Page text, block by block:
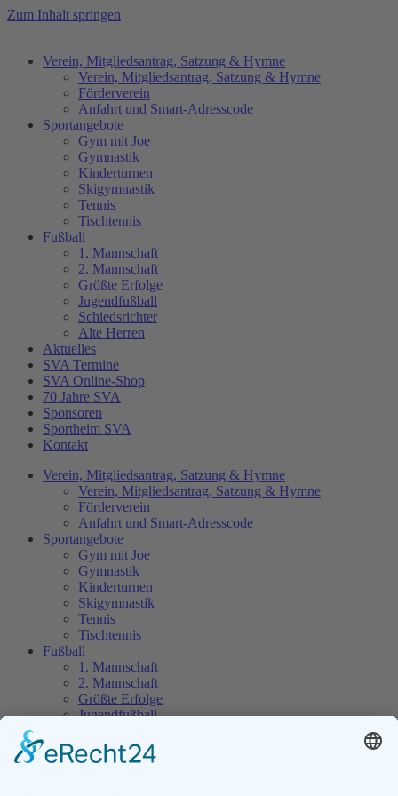
Zum Inhalt springen
Verein, Mitgliedsantrag, Satzung & Hymne
Verein, Mitgliedsantrag, Satzung & Hymne
Förderverein
Anfahrt und Smart-Adresscode
Sportangebote
Gym mit Joe
Gymnastik
Kinderturnen
Skigymnastik
Tennis
Tischtennis
Fußball
1. Mannschaft
2. Mannschaft
Größte Erfolge
Jugendfußball
Schiedsrichter
Alte Herren
Aktuelles
SVA Termine
SVA Online-Shop
70 Jahre SVA
Sponsoren
Sportheim SVA
Kontakt
Verein, Mitgliedsantrag, Satzung & Hymne
Verein, Mitgliedsantrag, Satzung & Hymne
Förderverein
Anfahrt und Smart-Adresscode
Sportangebote
Gym mit Joe
Gymnastik
Kinderturnen
Skigymnastik
Tennis
Tischtennis
Fußball
1. Mannschaft
2. Mannschaft
Größte Erfolge
Jugendfußball
Alte Herren
Aktuelles